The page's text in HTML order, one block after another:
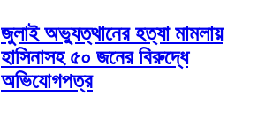
জুলাই অভ্যুত্থানের হত্যা মামলায়
হাসিনাসহ ৫০ জনের বিরুদ্ধে
অভিযোগপত্র